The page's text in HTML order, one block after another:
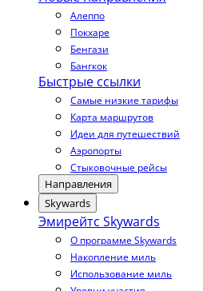
Алеппо
Покхаре
Бенгази
Бангкок
Быстрые ссылки
Самые низкие тарифы
Карта маршрутов
Идеи для путешествий
Аэропорты
Стыковочные рейсы
Направления
Skywards
Эмирейтс Skywards
О программе Skywards
Накопление миль
Использование миль